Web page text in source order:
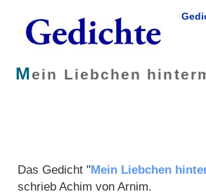
Mein Liebchen
Das Gedicht "Mein Liebchen
schriebAchim von Arnim.